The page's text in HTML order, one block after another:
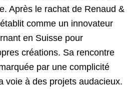
. Après le rachat de Renaud &
comme un innovateur
en Suisse pour
créations. Sa rencontre
par une complicité
voie à des projets audacieux.